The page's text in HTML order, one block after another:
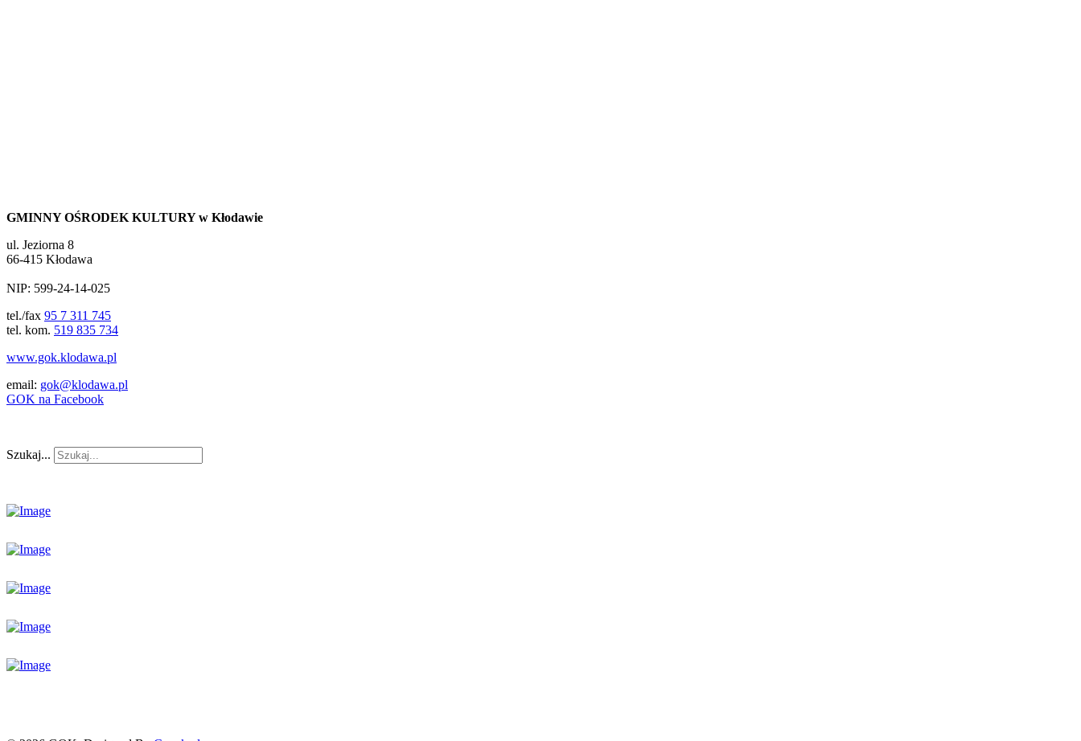
GMINNY OŚRODEK KULTURY w Kłodawie
ul. Jeziorna 8
66-415 Kłodawa
NIP: 599-24-14-025
tel./fax 95 7 311 745
tel. kom. 519 835 734
www.gok.klodawa.pl
email: gok@klodawa.pl
GOK na Facebook
Szukaj...